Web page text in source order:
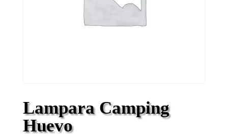
Lampara Camping
Huevo